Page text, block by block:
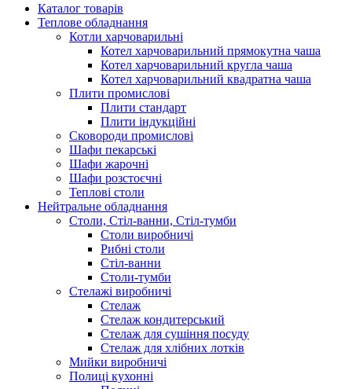
Каталог товарів
Теплове обладнання
Котли харчоварильні
Котел харчоварильний прямокутна чаша
Котел харчоварильний кругла чаша
Котел харчоварильний квадратна чаша
Плити промислові
Плити стандарт
Плити індукційні
Сковороди промислові
Шафи пекарські
Шафи жарочні
Шафи розстоєчні
Теплові столи
Нейтральне обладнання
Столи, Стіл-ванни, Стіл-тумби
Столи виробничі
Рибні столи
Стіл-ванни
Столи-тумби
Стелажі виробничі
Стелаж
Стелаж кондитерський
Стелаж для сушіння посуду
Стелаж для хлібних лотків
Мийки виробничі
Полиці кухонні